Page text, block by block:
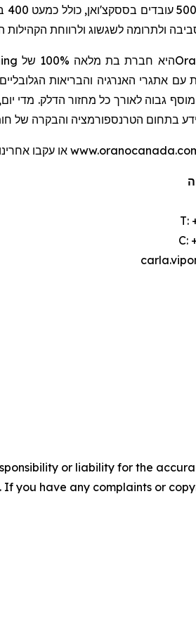
ולתרומה לשגשוג ולרווחת הקהילות
היא חברת בת מלאה
עם אתגרי האנרגיה והבריאות
בתחום הטרנספורמציה והבקרה של
T:
C:
or liability for the
you have any complaints or